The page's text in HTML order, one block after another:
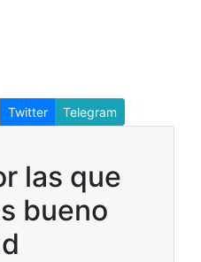
Twitter Telegram
las que
bueno